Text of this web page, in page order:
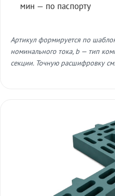
мин — по паспорту
Артикул формируется по
номинального тока, b — тип
секции. Точную расшифровку см.